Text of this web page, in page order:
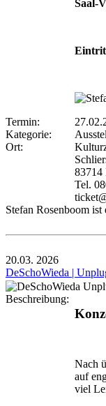
Saal-
Termin:
Kategorie:
Ort:
83714
Tel.
Stefan Rosenboom
20.03. 2026
DeSchoWieda |
Beschreibung:
Nach
auf
viel